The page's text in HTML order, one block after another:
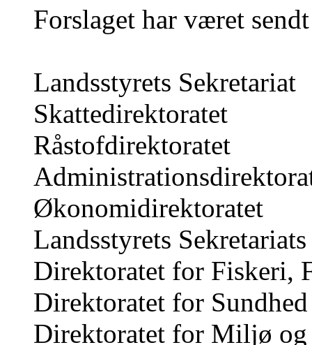
Forslaget har været
Landsstyrets Sekretariat
Skattedirektoratet
Råstofdirektoratet
Økonomidirektoratet
Landsstyrets
Direktoratet for Fiskeri,
Direktoratet for Sundhed
Direktoratet for Miljø og